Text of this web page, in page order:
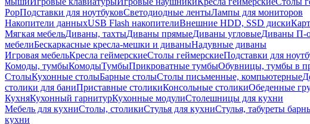
PopПодставки для ноутбуковСветодиодные лентыЛампы для мониторов
Накопители данныхUSB Flash накопителиВнешние HDD, SSD диски
Мягкая мебельДиваны, тахтыДиваны прямыеДиваны угловыеДиваны П-
мебелиБескаркасные кресла-мешки и диваныНадувные диваны
Игровая мебельКресла геймерскиеСтолы геймерскиеПодставки для
Комоды, тумбыКомодыТумбыПрикроватные тумбыОбувницы, тумбы в
СтолыКухонные столыБарные столыСтолы письменные, компьютерные
столики для баниПриставные столикиКонсольные столикиОбеденные
КухняКухонный гарнитурКухонные модулиСтолешницы для кухни
Мебель для кухниСтолы, столикиСтулья для кухниСтулья, табуреты
кухни